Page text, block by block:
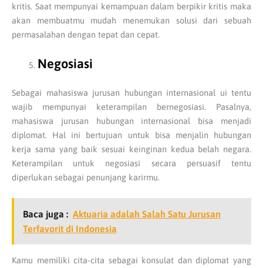
kritis. Saat mempunyai kemampuan dalam berpikir kritis maka
akan membuatmu mudah menemukan solusi dari sebuah
permasalahan dengan tepat dan cepat.
Negosiasi
Sebagai mahasiswa jurusan hubungan internasional ui tentu
wajib mempunyai keterampilan bernegosiasi. Pasalnya,
mahasiswa jurusan hubungan internasional bisa menjadi
diplomat. Hal ini bertujuan untuk bisa menjalin hubungan
kerja sama yang baik sesuai keinginan kedua belah negara.
Keterampilan untuk negosiasi secara persuasif tentu
diperlukan sebagai penunjang karirmu.
Baca juga : Aktuaria adalah Salah Satu Jurusan
Terfavorit di Indonesia
Kamu memiliki cita-cita sebagai konsulat dan diplomat yang